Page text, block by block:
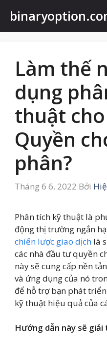
đến
nội
Làm thế
dụng
thuật
Quyền
phân?
Tháng 6 6, 2022 Bởi
Phân tích kỹ thuật là
động thị trường ngắn
chiến lược giao dịch là
các nhà đầu tư quyền
này sẽ cung cấp nền
và ứng dụng của nó
để hỗ trợ bạn phát
kỹ thuật hiệu quả của
Hướng dẫn này sẽ giải